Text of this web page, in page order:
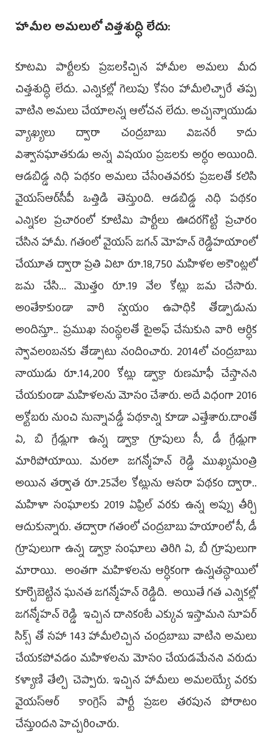
హామీల అమలులో చిత్తశుద్ధి లేదు:
కూటమి పార్టీలకు ప్రజలకిచ్చిన హామీల అమలు మీద
చిత్తశుద్ధి లేదు. ఎన్నికల్లో గెలుపు కోసం హామీలిచ్చారే తప్ప
వాటిని అమలు చేయాలన్న ఆలోచన లేదు. అచ్చన్నాయుడు
వ్యాఖ్యలు ద్వారా చంద్రబాబు విజనరీ కాదు
విశ్వాసఘాతకుడు అన్న విషయం ప్రజలకు అర్ధం అయింది.
ఆడబిడ్డ నిధి పథకం అమలు చేసేంతవరకు ప్రజలతో కలిసి
వైయ‌స్ఆర్‌సీపీ ఒత్తిడి తెస్తుంది. ఆడబిడ్డ నిధి పథకం
ఎన్నికల ప్రచారంలో కూటిమి పార్టీలు ఊదరగొట్టి ప్రచారం
చేసిన హామీ. గతంలో వైయ‌స్ జ‌గ‌న్ మోహ‌న్ రెడ్డిహయాంలో
చేయూత ద్వారా ప్రతి ఏటా రూ.18,750 మహిళల అకౌంట్లలో
జమ చేసి... మొత్తం రూ.19 వేల కోట్లు జమ చేసారు.
అంతేకాకుండా వారి స్వయం ఉపాధికి తోడ్పాడును
అందిస్తూ.. ప్రముఖ సంస్థలతో టైఅఫ్ చేసుకుని వారి ఆర్ధిక
స్వావలంబనకు తోడ్పాటు నందించారు. 2014లో చంద్రబాబు
నాయుడు రూ.14,200 కోట్లు డ్వాక్రా రుణమాఫీ చేస్తానని
చేయకుండా మహిళలను మోసం చేశారు. అదే విధంగా 2016
అక్టోబరు నుంచి సున్నావడ్డీ పథకాన్ని కూడా ఎత్తేశారు.దాంతో
ఏ, బి గ్రేడ్లుగా ఉన్న డ్వాక్రా గ్రూపులు సీ, డీ గ్రేడ్లుగా
మారిపోయాయి. మరలా జగన్మోహన్ రెడ్డి ముఖ్యమంత్రి
అయిన తర్వాత రూ.25వేల కోట్లును ఆసరా పథకం ద్వారా..
మహిళా సంఘాలకు 2019 ఏఫ్రిల్ వరకు ఉన్న అప్పు తీర్చి
ఆదుకున్నారు. తద్వారా గతంలో చంద్రబాబు హయాంలో సీ, డీ
గ్రూపులుగా ఉన్న డ్వాక్రా సంఘాలు తిరిగి ఏ, బీ గ్రూపులుగా
మారాయి. అంతగా మహిళలను ఆర్ధికంగా ఉన్నతస్ధాయిలో
కూర్చొబెట్టిన ఘనత జగన్మోహన్ రెడ్డిది. అయితే గత ఎన్నికల్లో
జగన్మోహన్ రెడ్డి ఇచ్చిన దానికంటే ఎక్కువ ఇస్తామని సూపర్
సిక్స్ తో సహా 143 హామీలిచ్చిన చంద్రబాబు వాటిని అమలు
చేయకపోవడం మహిళలను మోసం చేయడమేనని వరుదు
కళ్యాణి తేల్చి చెప్పారు. ఇచ్చిన హామీలు అమలయ్యే వరకు
వైయ‌స్ఆర్‌ కాంగ్రెస్ పార్టీ ప్రజల తరపున పోరాటం
చేస్తుందని హెచ్చరించారు.